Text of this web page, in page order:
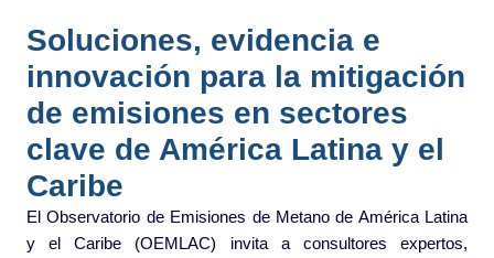
Soluciones, evidencia e
innovación para la mitigación
de emisiones en sectores
clave de América Latina y el
Caribe
El Observatorio de Emisiones de Metano de América Latina
y el Caribe (OEMLAC) invita a consultores expertos,